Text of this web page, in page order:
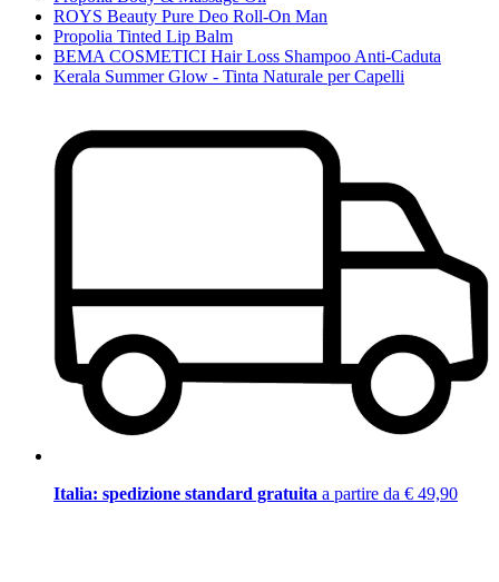
ROYS Beauty Pure Deo Roll-On Man
Propolia Tinted Lip Balm
BEMA COSMETICI Hair Loss Shampoo Anti-Caduta
Kerala Summer Glow - Tinta Naturale per Capelli
Italia: spedizione standard gratuita a partire da € 49,90